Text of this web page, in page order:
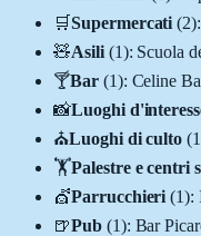
🛒Supermercati (2)
🧸Asili (1): Scuola
🍸Bar (1): Celine
📸Luoghi
⛪Luoghi di culto (1
🏋️Palestre e centri
💇Parrucchieri (1):
🍺Pub (1): Bar